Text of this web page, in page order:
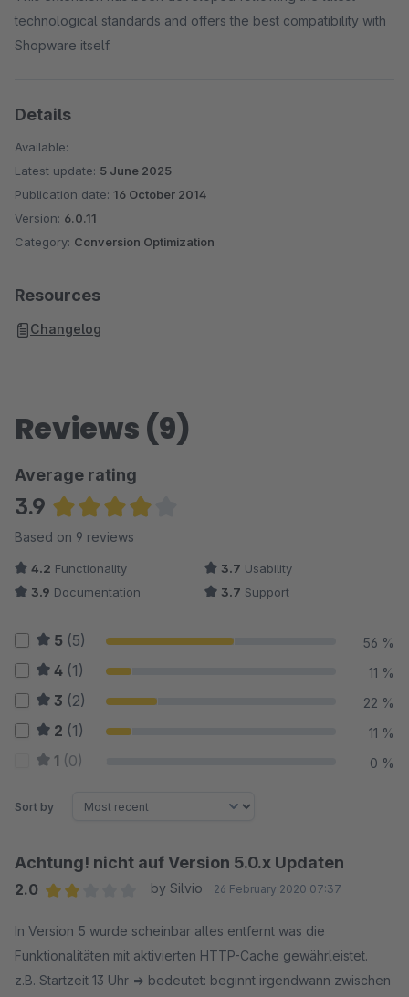
technological standards and offers the best compatibility with
Shopware itself.
Details
Available:
Latest update: 5 June 2025
Publication date: 16 October 2014
Version: 6.0.11
Category: Conversion Optimization
Resources
Changelog
Reviews (9)
Average rating
3.9
Average rating of 3.94 out of 5 stars
Based on 9 reviews
4.2 Functionality 3.7 Usability
3.9 Documentation 3.7 Support
5 (5) 56 %
4 (1) 11 %
3 (2) 22 %
2 (1) 11 %
1 (0) 0 %
Sort by
Achtung! nicht auf Version 5.0.x Updaten
2.0
by Silvio 26 February 2020 07:37
In Version 5 wurde scheinbar alles entfernt was die
Funktionalitäten mit aktivierten HTTP-Cache gewährleistet.
z.B. Startzeit 13 Uhr => bedeutet: beginnt irgendwann zwischen